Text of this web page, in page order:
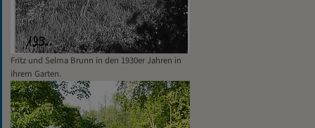
Fritz und Selma Brunn in den 1930er Jahren in
ihrem Garten.